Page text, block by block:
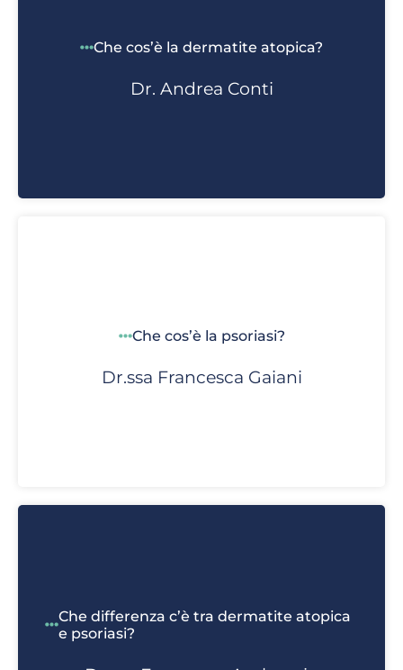
Che cos’è la dermatite atopica?
Dr. Andrea Conti
Che cos’è la psoriasi?
Dr.ssa Francesca Gaiani
Che differenza c’è tra dermatite atopica
e psoriasi?